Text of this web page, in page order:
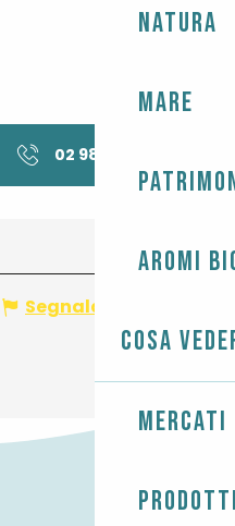
Natura
Mare
Aromi
Cosa
Mercati
02 98 58 62
Segnala un errore